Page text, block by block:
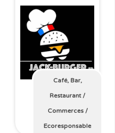
Café, Bar,
Restaurant/
Commerces/
Ecoresponsable